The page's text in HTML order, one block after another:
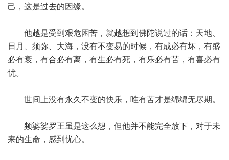
己，这是过去的因缘。
他越是受到艰危困苦，就越想到佛陀说过的话：天地、
日月、须弥、大海，没有不变易的时候，有成必有坏，有盛
必有衰，有合必有离，有生必有死，有乐必有苦，有喜必有
忧。
世间上没有永久不变的快乐，唯有苦才是绵绵无尽期。
频婆娑罗王虽是这么想，但他并不能完全放下，对于未
来的生命，感到忧心。